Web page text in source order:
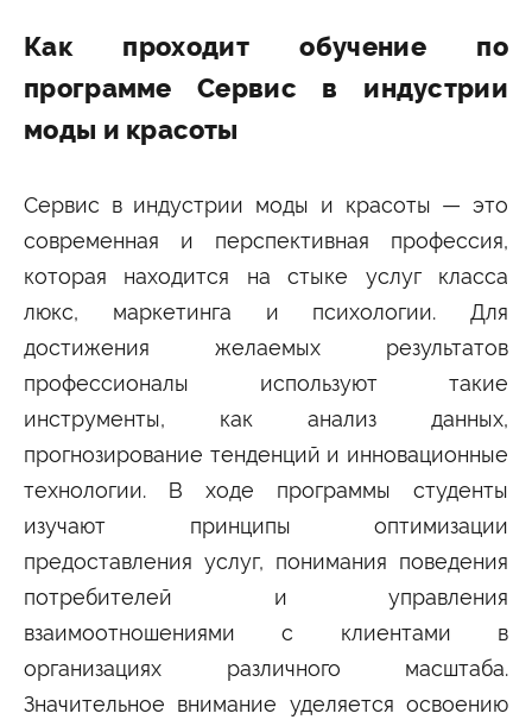
Подписаться на нас

Российской Федерации
Министерство просвещения Российской
Федерации
Сведения об образовательной организации
Как проходит обучение по
программе Сервис в индустрии
моды и красоты
Сервис в индустрии моды и красоты — это
современная и перспективная профессия,
которая находится на стыке услуг класса
люкс, маркетинга и психологии. Для
достижения желаемых результатов
профессионалы используют такие
инструменты, как анализ данных,
прогнозирование тенденций и инновационные
технологии. В ходе программы студенты
изучают принципы оптимизации
предоставления услуг, понимания поведения
потребителей и управления
взаимоотношениями с клиентами в
организациях различного масштаба.
Значительное внимание уделяется освоению